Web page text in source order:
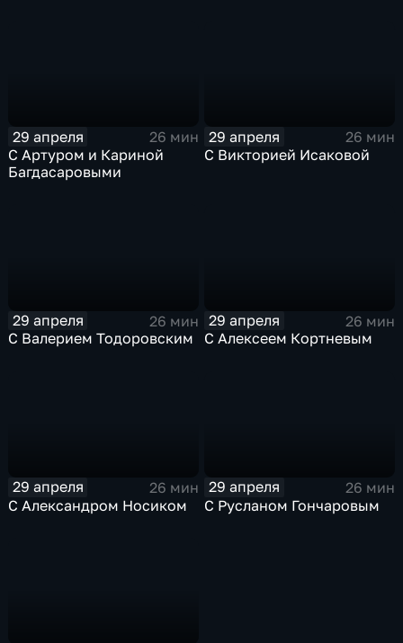
29 апреля
26 мин
С Артуром и Кариной
Багдасаровыми
29 апреля
26 мин
С Викторией Исаковой
29 апреля
26 мин
С Валерием Тодоровским
29 апреля
26 мин
С Алексеем Кортневым
29 апреля
26 мин
С Александром Носиком
29 апреля
26 мин
С Русланом Гончаровым